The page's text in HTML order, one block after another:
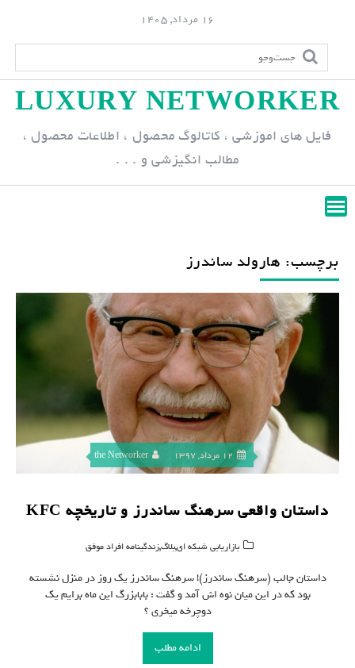
p
n
16 مرداد, 1405
LUXURY NETWORKER
فایل های اموزشی ، کاتالوگ محصول ، اطلاعات محصول ،
مطالب انگیزشی و . . .
برچسب: هارولد ساندرز
12 مرداد, 1397 the Networker
داستان واقعی سرهنگ ساندرز و تاریخچه KFC
بازاریابی شبکه ای,بلاگ,زندگینامه افراد موفق
داستان جالب (سرهنگ ساندرز)! سرهنگ ساندرز یک روز در منزل نشسته
بود که در این میان نوه اش آمد و گفت : بابابزرگ این ماه برایم یک
دوچرخه میخری ؟
ادامه مطلب